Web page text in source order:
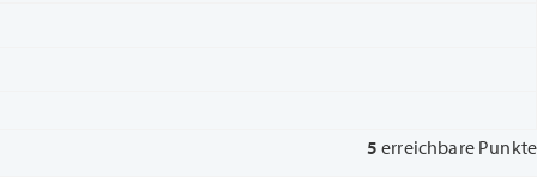
5 erreichbare Punkte